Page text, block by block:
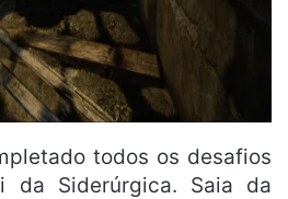
todos os desafios
da Siderúrgica. Saia da